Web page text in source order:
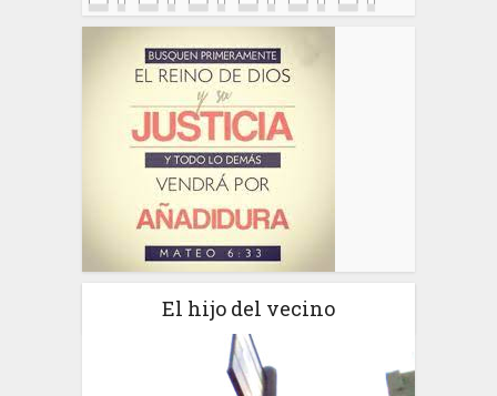
El hijo del vecino